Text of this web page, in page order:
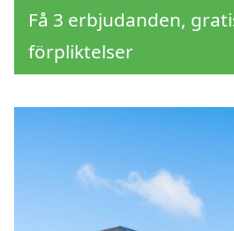
Få 3 erbjudanden,
förpliktelser